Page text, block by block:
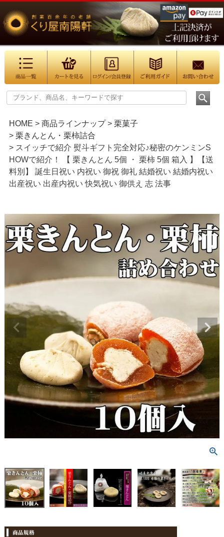
HOME 商品ラインナップ
栗菓子
栗きんとん・栗柿詰合
スイッチで紹介 熨斗ギフト完全対応♪秘密のケンミンS
HOWで紹介！ 【 栗きんとん 5個 ・ 栗柿 5個 箱入 】【送
料別】 誕生日祝い 内祝い 御祝 御礼 結婚祝い 結婚内祝い
出産祝い 出産内祝い 快気祝い 御供え 志 法事